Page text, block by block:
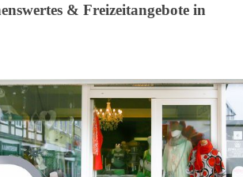
& Freizeitangebote in